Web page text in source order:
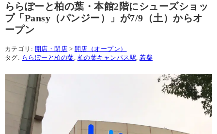
ららぽーと柏の葉・本館2階にシューズショッ
プ「Pansy（パンジー）」が7/9（土）からオ
ープン
カテゴリ: 開店・閉店 > 開店（オープン）
タグ: ららぽーと柏の葉 柏の葉キャンパス駅 ,若柴